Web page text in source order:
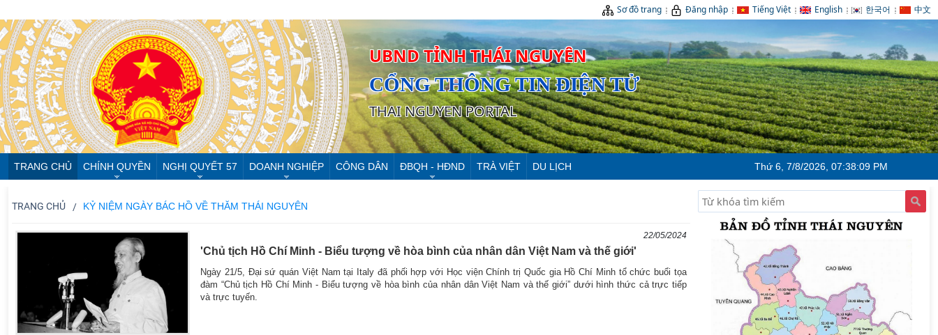
Sơ đồ trang Đăng nhập Tiếng Việt English 한국어 中文
UBND TỈNH THÁI NGUYÊN
CỔNG THÔNG TIN ĐIỆN TỬ
THAI NGUYEN PORTAL
TRANG CHỦ CHÍNH QUYỀN NGHỊ QUYẾT 57 DOANH NGHIỆP CÔNG DÂN ĐBQH - HĐND TRÀ VIỆT DU LỊCH Thứ 6, 7/8/2026, 07:38:10 PM
TRANG CHỦ KỶ NIỆM NGÀY BÁC HỒ VỀ THĂM THÁI NGUYÊN
22/05/2024
'Chủ tịch Hồ Chí Minh - Biểu tượng về hòa bình của nhân dân Việt Nam và thế giới'
Ngày 21/5, Đại sứ quán Việt Nam tại Italy đã phối hợp với Học viện Chính trị Quốc gia Hồ Chí Minh tổ chức buổi tọa
đàm “Chủ tịch Hồ Chí Minh - Biểu tượng về hòa bình của nhân dân Việt Nam và thế giới” dưới hình thức cả trực tiếp
và trực tuyến.